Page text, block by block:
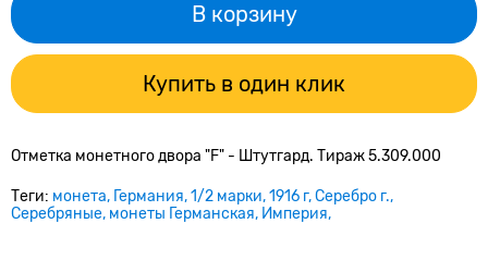
В корзину
Купить в один клик
Отметка монетного двора "F" - Штутгард. Тираж 5.309.000
Теги: монета Германия 1/2 марки 1916 г Серебро г.
Серебряные монеты Германская Империя